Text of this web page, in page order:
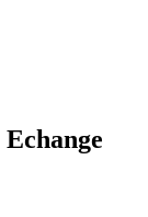
Echange